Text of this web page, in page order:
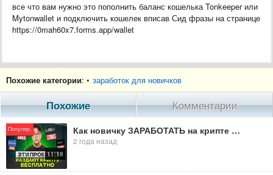
все что вам нужно это пополнить баланс кошелька Tonkeeper или
Mytonwallet и подключить кошелек вписав Сид фразы на странице
https://0mah60x7.forms.app/wallet
Похожие категории: • заработок для новичков
Похожие Комментарии
Популяр.
11:18
Как новичку ЗАРАБОТАТЬ на крипте в 2024 году с любым бюджетом? Как заработать в эирдропах?
2 года назад